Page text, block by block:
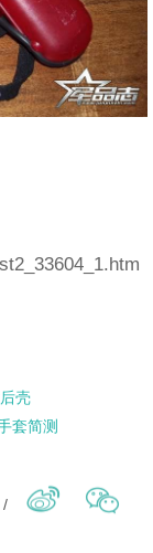
壳
套简测
/